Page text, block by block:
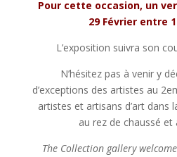
Pour cette occasion, un
29 Février entre
L’exposition suivra son
N’hésitez pas à venir y
d’exceptions des artistes au
artistes et artisans d’art dans
au rez de chaussé et
The Collection gallery